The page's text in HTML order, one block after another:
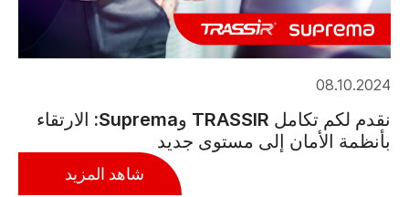
08.10.2024
نقدم لكم تكامل TRASSIR وSuprema: الارتقاء
بأنظمة الأمان إلى مستوى جديد
شاهد المزيد